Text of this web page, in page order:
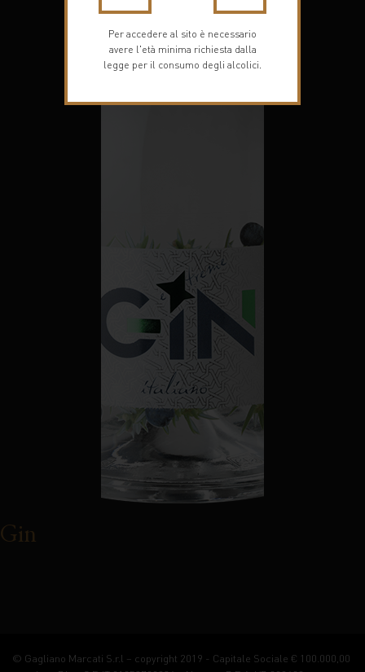
Gin
© Gagliano Marcati S.r.l – copyright 2019 - Capitale Sociale € 100.000,00
Per accedere al sito è necessario
avere l'età minima richiesta dalla
legge per il consumo degli alcolici.